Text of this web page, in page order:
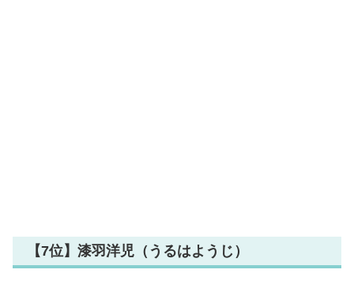
【7位】漆羽洋児（うるはようじ）